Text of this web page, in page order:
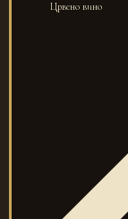
Црвено вино